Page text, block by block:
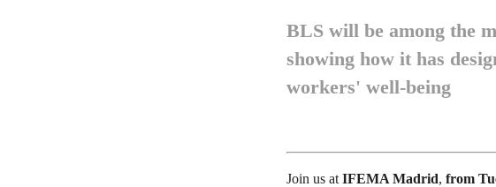
BLS will be among the
showing how it has
workers' well-being
Join us at IFEMA Madrid, from